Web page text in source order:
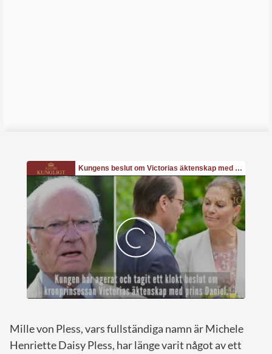
Mille von Pless, vars fullständiga namn är Michele
Henriette Daisy Pless, har länge varit något av ett